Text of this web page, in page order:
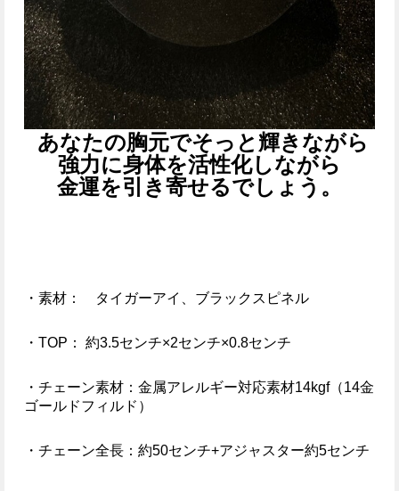
あなたの胸元でそっと輝きながら
強力に身体を活性化しながら
金運を引き寄せるでしょう。
・素材： タイガーアイ、 ブラックスピネル
・TOP： 約3.5センチ×2センチ×0.8センチ
・チェーン素材： 金属アレルギー対応素材14kgf（14金
ゴールドフィルド）
・チェーン全長：約50センチ+アジャスター約5センチ